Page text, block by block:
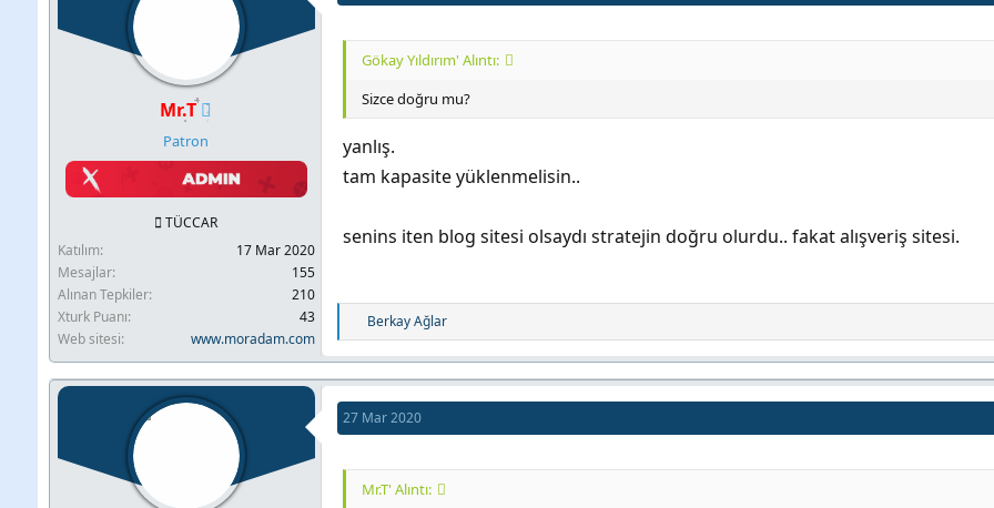
Mr.T
Patron
TÜCCAR
Katılım
17 Mar 2020
Mesajlar
155
Alınan Tepkiler
210
Xturk Puanı
43
Web sitesi
www.moradam.com
Gökay Yıldırım' Alıntı:
Sizce doğru mu?
yanlış.
tam kapasite yüklenmelisin..
senins iten blog sitesi olsaydı stratejin doğru olurdu.. fakat alışveriş sitesi.
T
e
p
k
l
r
:
Berkay Ağlar
27 Mar 2020
Mr.T' Alıntı: